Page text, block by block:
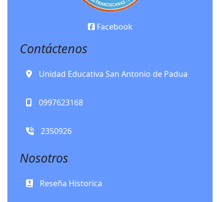
Facebook
Contáctenos
Unidad Educativa San Antonio de Padua
0997623168
2350926
Nosotros
Reseña Historica